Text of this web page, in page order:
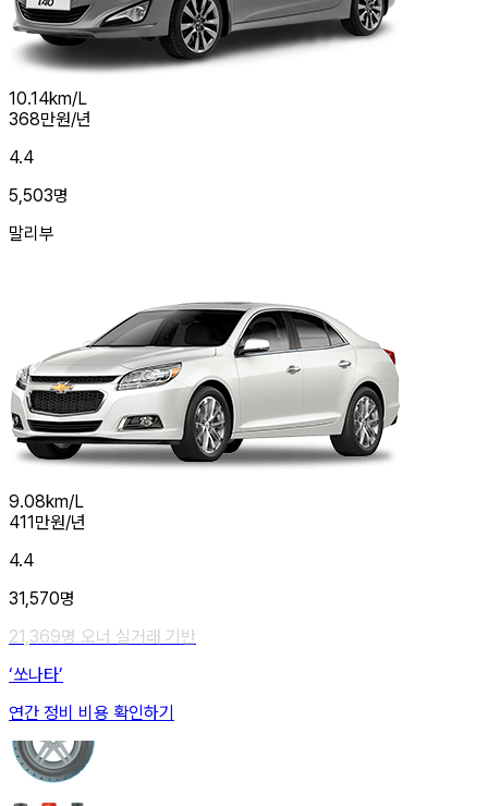
10.14km/L
368만원/년
4.4
5,503명
말리부
9.08km/L
411만원/년
4.4
31,570명
21,369명 오너 실거래 기반
‘쏘나타’
연간 정비 비용 확인하기